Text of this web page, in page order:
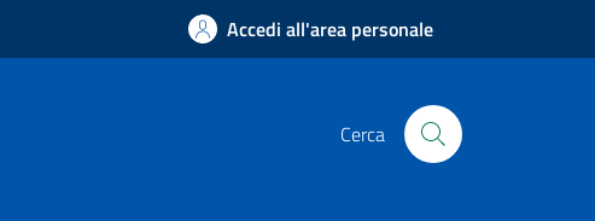
Accedi all'area personale
Cerca